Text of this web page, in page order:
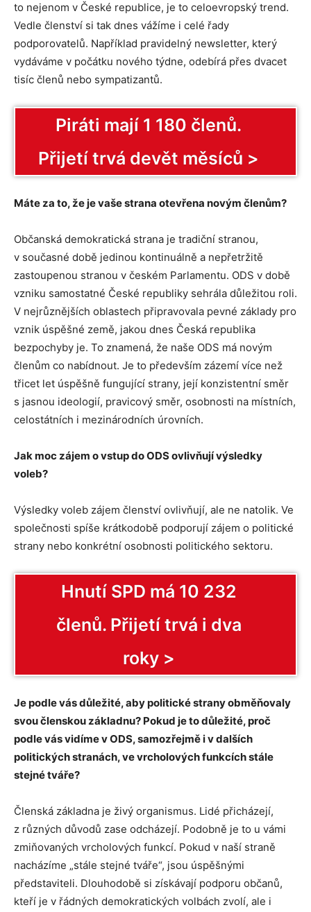
to nejenom v České republice, je to celoevropský trend.
Vedle členství si tak dnes vážíme i celé řady
podporovatelů. Například pravidelný newsletter, který
vydáváme v počátku nového týdne, odebírá přes dvacet
tisíc členů nebo sympatizantů.
Piráti mají 1 180 členů.
Přijetí trvá devět měsíců >
Máte za to, že je vaše strana otevřena novým členům?
Občanská demokratická strana je tradiční stranou,
v současné době jedinou kontinuálně a nepřetržitě
zastoupenou stranou v českém Parlamentu. ODS v době
vzniku samostatné České republiky sehrála důležitou roli.
V nejrůznějších oblastech připravovala pevné základy pro
vznik úspěšné země, jakou dnes Česká republika
bezpochyby je. To znamená, že naše ODS má novým
členům co nabídnout. Je to především zázemí více než
třicet let úspěšně fungující strany, její konzistentní směr
s jasnou ideologií, pravicový směr, osobnosti na místních,
celostátních i mezinárodních úrovních.
Jak moc zájem o vstup do ODS ovlivňují výsledky
voleb?
Výsledky voleb zájem členství ovlivňují, ale ne natolik. Ve
společnosti spíše krátkodobě podporují zájem o politické
strany nebo konkrétní osobnosti politického sektoru.
Hnutí SPD má 10 232
členů. Přijetí trvá i dva
roky >
Je podle vás důležité, aby politické strany obměňovaly
svou členskou základnu? Pokud je to důležité, proč
podle vás vidíme v ODS, samozřejmě i v dalších
politických stranách, ve vrcholových funkcích stále
stejné tváře?
Členská základna je živý organismus. Lidé přicházejí,
z různých důvodů zase odcházejí. Podobně je to u vámi
zmiňovaných vrcholových funkcí. Pokud v naší straně
nacházíme „stále stejné tváře“, jsou úspěšnými
představiteli. Dlouhodobě si získávají podporu občanů,
kteří je v řádných demokratických volbách zvolí, ale i